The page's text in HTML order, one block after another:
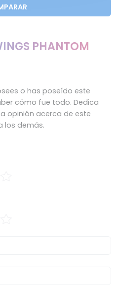
PHANTOM
o has poseído este
cómo fue todo. Dedica
opinión acerca de este
los demás.